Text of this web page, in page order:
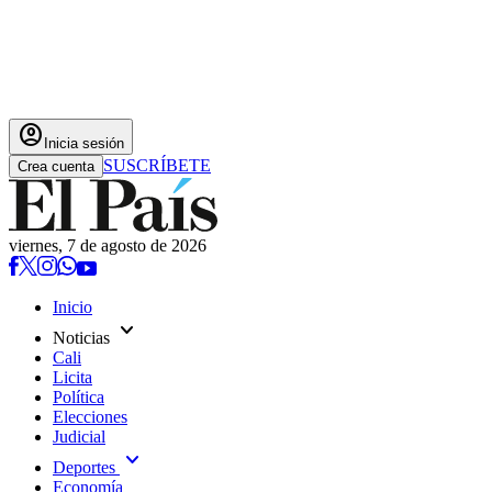
account_circle Inicia sesión
Crea cuenta SUSCRÍBETE
viernes, 7 de agosto de 2026
Inicio
Noticias expand_more
Cali
Licita
Política
Elecciones
Judicial
Deportes expand_more
Economía